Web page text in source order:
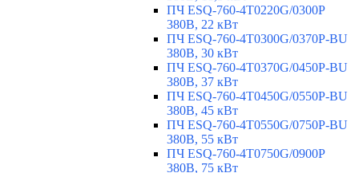
ПЧ ESQ-760-4T0220G/0300P
380В, 22 кВт
ПЧ ESQ-760-4T0300G/0370P-BU
380В, 30 кВт
ПЧ ESQ-760-4T0370G/0450P-BU
380В, 37 кВт
ПЧ ESQ-760-4T0450G/0550P-BU
380В, 45 кВт
ПЧ ESQ-760-4T0550G/0750P-BU
380В, 55 кВт
ПЧ ESQ-760-4T0750G/0900P
380В, 75 кВт